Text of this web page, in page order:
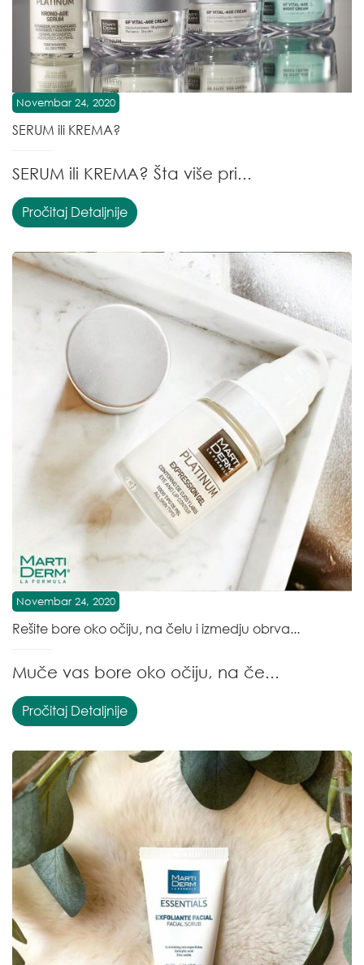
Novembar 24, 2020
SERUM ili KREMA?
SERUM ili KREMA? Šta više pri...
Pročitaj Detaljnije
Novembar 24, 2020
Rešite bore oko očiju, na čelu i izmedju obrva...
Muče vas bore oko očiju, na če...
Pročitaj Detaljnije